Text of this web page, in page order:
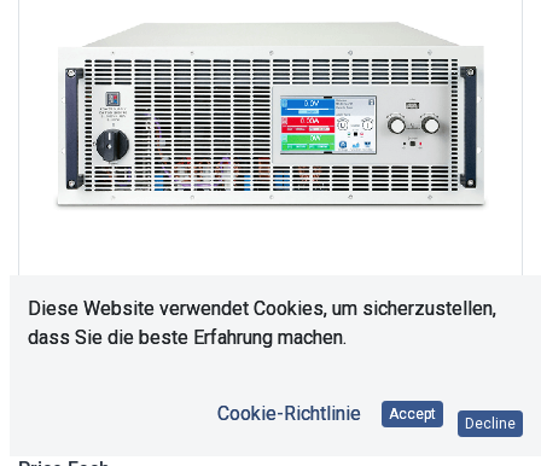
Diese Website verwendet Cookies, um sicherzustellen,
dass Sie die beste Erfahrung machen.
Cookie-Richtlinie Accept
Decline